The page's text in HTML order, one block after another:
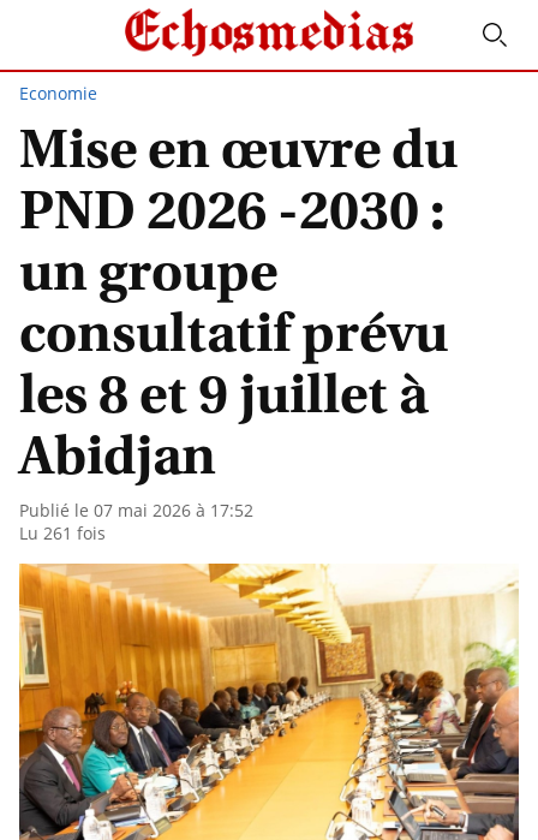
Economie
Mise en œuvre du
PND 2026 -2030 :
un groupe
consultatif prévu
les 8 et 9 juillet à
Abidjan
Publié le 07 mai 2026 à 17:52
Lu 261 fois